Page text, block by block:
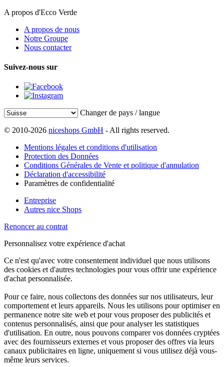
A propos d'Ecco Verde
A propos de nous
Notre Groupe
Nous contacter
Suivez-nous sur
Changer de pays / langue
© 2010-2026 niceshops GmbH - All rights reserved.
Mentions légales et conditions d'utilisation
Protection des Données
Conditions Générales de Vente et politique d'annulation
Déclaration d'accessibilité
Paramètres de confidentialité
Entreprise
Autres nice Shops
Renoncer au contrat
Personnalisez votre expérience d'achat
Ce n'est qu'avec votre consentement individuel que nous utilisons
des cookies et d'autres technologies pour vous offrir une expérience
d'achat personnalisée.
Pour ce faire, nous collectons des données sur nos utilisateurs, leur
comportement et leurs appareils. Nous les utilisons pour optimiser en
permanence notre site web et pour vous proposer des publicités et
contenus personnalisés, ainsi que pour analyser les statistiques
d'utilisation. En outre, nous pouvons comparer vos données cryptées
avec des fournisseurs externes et vous proposer des offres via leurs
canaux publicitaires en ligne, uniquement si vous utilisez déjà vous-
même leurs services.